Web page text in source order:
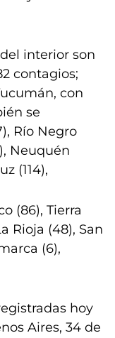
interior son
contagios;
con
se
Río Negro
Neuquén
(114),
(86), Tierra
Rioja (48), San
(6),
hoy
Aires, 34 de